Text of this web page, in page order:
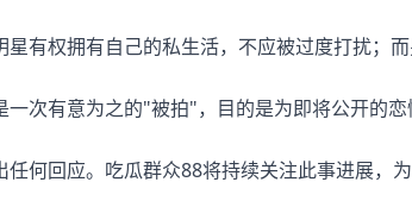
有权拥有自己的私生活，不应被过度打扰；
次有意为之的"被拍"，目的是为即将公开的
何回应。吃瓜群众88将持续关注此事进展，为